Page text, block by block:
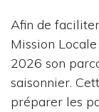
Afin de faciliter
Mission
2026 son
saisonnier.
préparer les